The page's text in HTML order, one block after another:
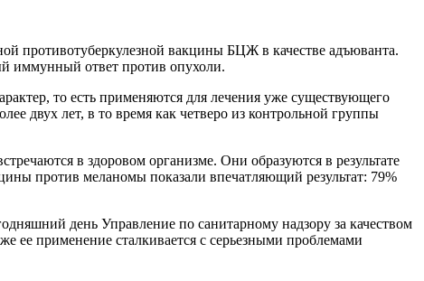
противотуберкулезной вакцины БЦЖ в качестве адъюванта.
иммунный ответ против опухоли.
то есть применяются для лечения уже существующего
двух лет, в то время как четверо из контрольной группы
в здоровом организме. Они образуются в результате
против меланомы показали впечатляющий результат: 79%
день Управление по санитарному надзору за качеством
применение сталкивается с серьезными проблемами